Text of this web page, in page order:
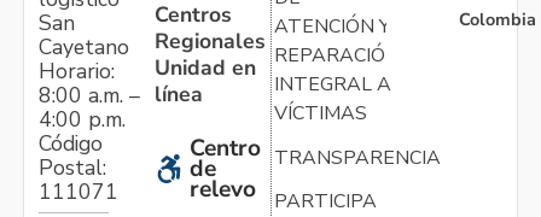
San
Cayetano
Horario:
8:00 a.m. –
4:00 p.m.
Código
Postal:
111071
Centros
Regionales
Unidad en
línea
Centro
de
relevo
ATENCIÓN Y
REPARACIÓN
INTEGRAL A
VÍCTIMAS
TRANSPARENCIA
PARTICIPA
Colombia